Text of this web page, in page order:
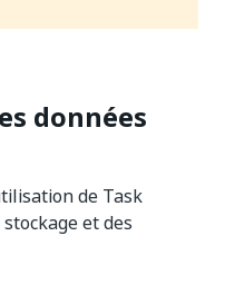
données
de Task
et des